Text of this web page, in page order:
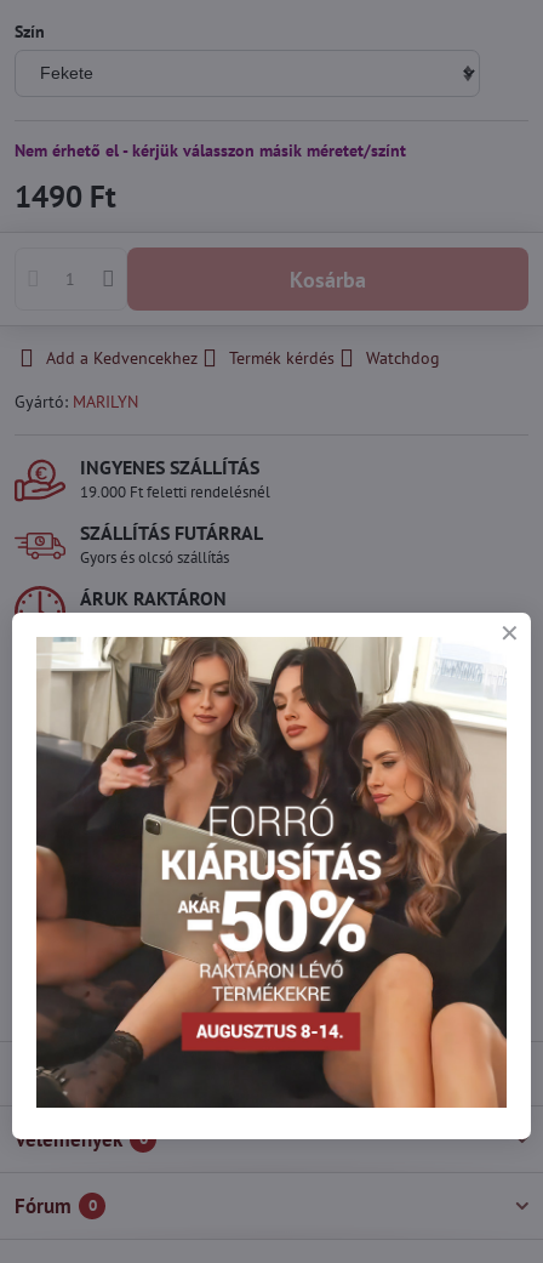
Szín
Nem érhető el - kérjük válasszon másik méretet/színt
1490 Ft
Kosárba
Add a Kedvencekhez Termék kérdés
Watchdog
Gyártó: MARILYN
INGYENES SZÁLLÍTÁS
19.000 Ft feletti rendelésnél
SZÁLLÍTÁS FUTÁRRAL
Gyors és olcsó szállítás
ÁRUK RAKTÁRON
Legyen az everlady része
Csatlakozzon az everlady közösségéhez, és élvezze
az 5%
klubelőnytminden vásárlásnál.
Az előny automatikusan érvényesül a kosárban.
BIZTONSÁGOS FIZETÉS
Garantáltan biztonságos online fizetés
Szeretne több terméket rendelni mint
amennyi raktáron van?
Ne habozzon kapcsolatba lépni velünk, raktárra szállítjuk az árut!
info​@everlady​.eu
Leírás
Vélemények 0
Fórum 0